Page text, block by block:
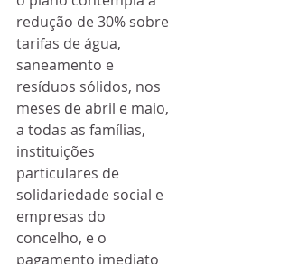
redução de 30% sobre
tarifas de água,
saneamento e
resíduos sólidos, nos
meses de abril e maio,
a todas as famílias,
instituições
particulares de
solidariedade social e
empresas do
concelho, e o
pagamento imediato